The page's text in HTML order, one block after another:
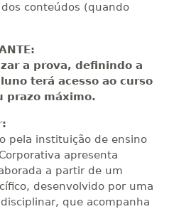
conteúdos (quando
a prova, definindo a
terá acesso ao curso
prazo máximo.
pela instituição de ensino
apresenta
a partir de um
desenvolvido por uma
que acompanha